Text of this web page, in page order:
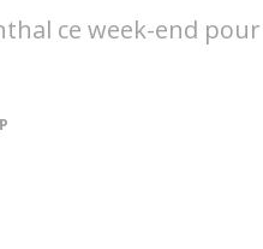
ce week-end pour